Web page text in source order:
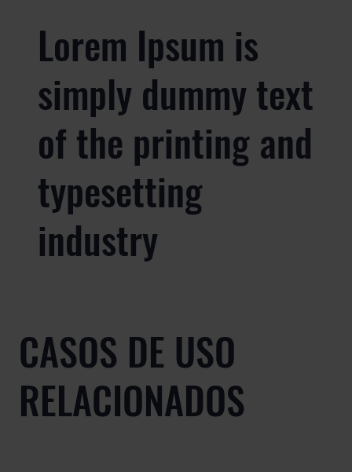
Lorem Ipsum is
simply dummy text
of the printing and
typesetting
industry
CASOS DE USO
RELACIONADOS